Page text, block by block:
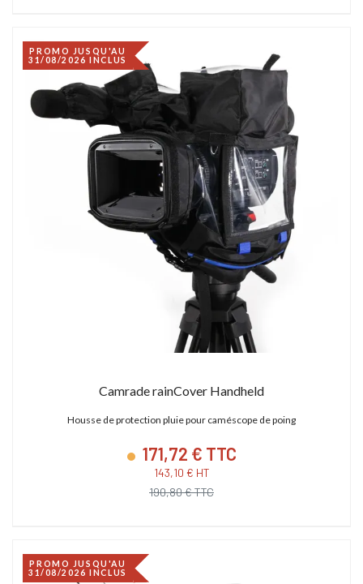
PROMO JUSQU'AU
31/08/2026 INCLUS
Camrade rainCover Handheld
Housse de protection pluie pour caméscope de poing
171,72 € TTC
143,10 € HT
190,80 € TTC
PROMO JUSQU'AU
31/08/2026 INCLUS